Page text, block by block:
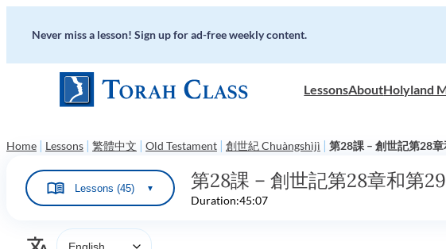
Never miss a lesson! Sign up for ad-free weekly content.
LessonsAboutHolyland
Home | Lessons | 繁體中文 | Old Testament | 創世紀 Chuàngshìjì | 第28課 – 創世記第28
Lessons (45) ▼ 第28課 – 創世記第28章和第
Duration:45:07